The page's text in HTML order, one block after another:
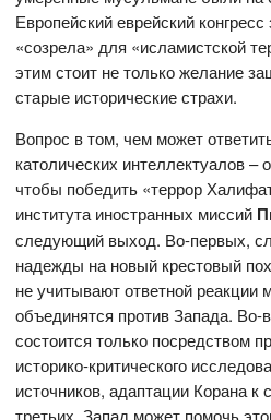
Европейский еврейский
«созрела» для «исламистской
этим стоит не только желание
старые исторические страхи.
Вопрос в том, чем может
католических интеллектуалов –
чтобы победить «террор
института иностранных миссий
следующий выход. Во-первых,
надежды на новый крестовый
не учитывают ответной реакции
объединятся против Запада.
состоится только посредством
историко-критического
источников, адаптации Корана
третьих, Запад может помочь